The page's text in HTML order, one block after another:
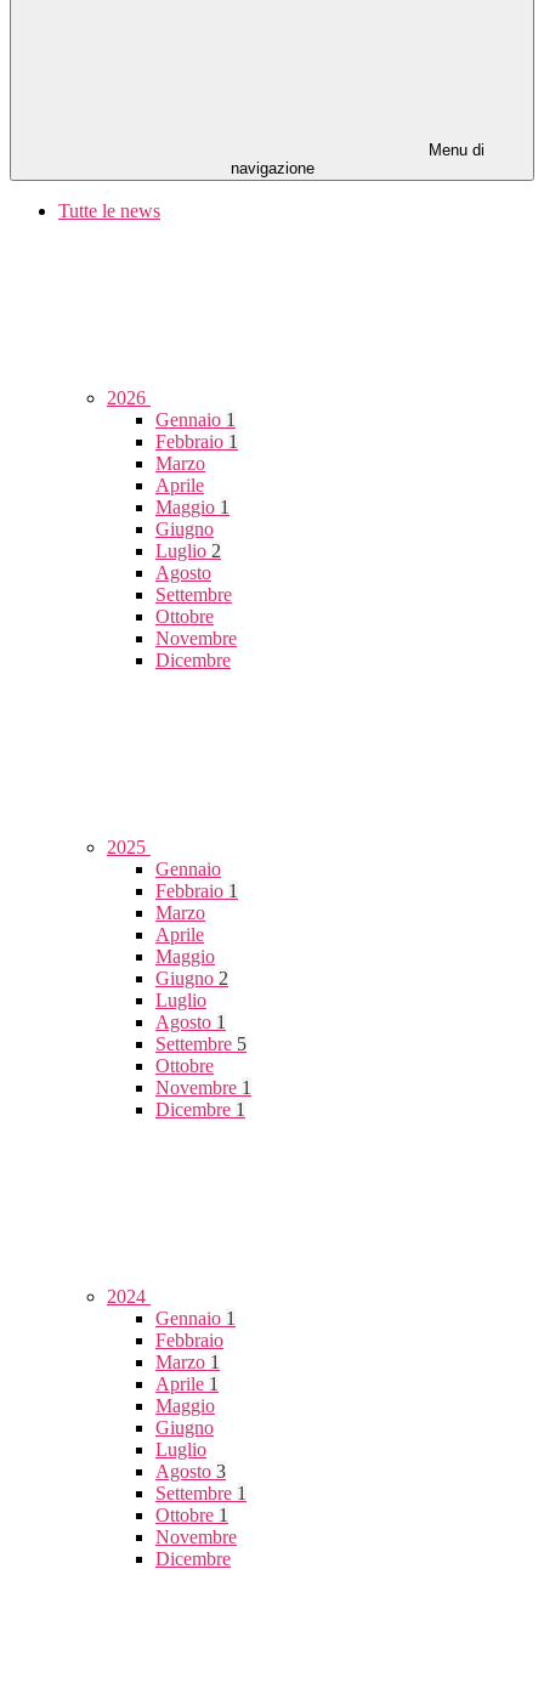
Menu di
navigazione
Tutte le news
2026
Gennaio 1
Febbraio 1
Marzo
Aprile
Maggio 1
Giugno
Luglio 2
Agosto
Settembre
Ottobre
Novembre
Dicembre
2025
Gennaio
Febbraio 1
Marzo
Aprile
Maggio
Giugno 2
Luglio
Agosto 1
Settembre 5
Ottobre
Novembre 1
Dicembre 1
2024
Gennaio 1
Febbraio
Marzo 1
Aprile 1
Maggio
Giugno
Luglio
Agosto 3
Settembre 1
Ottobre 1
Novembre
Dicembre